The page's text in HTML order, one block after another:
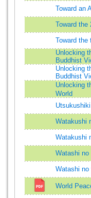
Toward an
Toward the
Toward the
Unlocking
Buddhist
Unlocking
Buddhist
Unlocking
World
Watakushi
Watakushi
Watashi
Watashi no
World